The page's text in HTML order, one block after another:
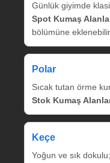
Günlük giyimde
Spot Kumaş
bölümüne
Polar
Sıcak tutan örme
Stok Kumaş
Keçe
Yoğun ve sık